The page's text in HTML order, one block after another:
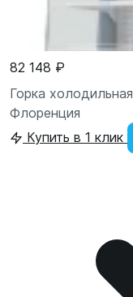
82 148 ₽
Горка
Флоренция
Купить в 1 клик